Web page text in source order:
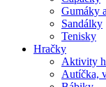
Gumáky
Sandálky
Tenisky
Hračky
Aktivity
Autíčka,